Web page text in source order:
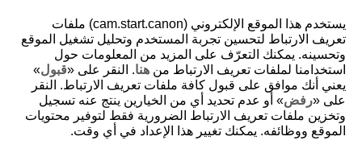
D388-119
وضع الاستعداد: دقة منخفضة
اضبط الوضع على [ تشغيل
] للحفاظ على طاقة البطارية والتحكم في ارتفاع
يستخدم هذا الموقع الإلكتروني (cam.start.canon) ملفات
تعريف الارتباط لتحسين تجربة المستخدم وتحليل تشغيل الموقع
وتحسينه. يمكنك التعرّف على المزيد من المعلومات حول
استخدامنا لملفات تعريف الارتباط من هنا. النقر على «قبول»
يعني أنك موافق على قبول كافة ملفات تعريف الارتباط. النقر
على «رفض» أو عدم تحديد أي من الخيارين ينتج عنه تسجيل
وتخزين ملفات تعريف الارتباط الضرورية فقط لتوفير محتويات
الموقع ووظائفه. يمكنك تغيير هذا الإعداد في أي وقت.